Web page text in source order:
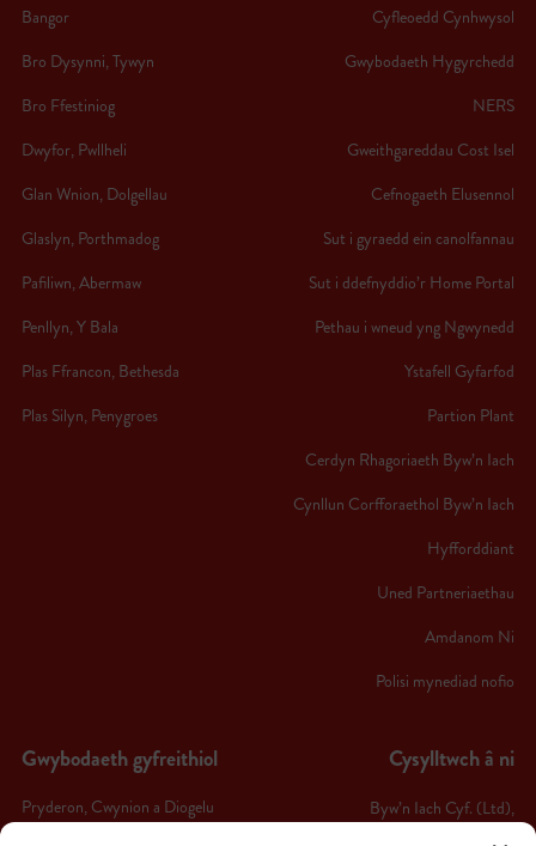
Bangor
Bro Dysynni, Tywyn
Bro Ffestiniog
Dwyfor, Pwllheli
Glan Wnion, Dolgellau
Glaslyn, Porthmadog
Pafiliwn, Abermaw
Penllyn, Y Bala
Plas Ffrancon, Bethesda
Plas Silyn, Penygroes
Cyfleoedd Cynhwysol
Gwybodaeth Hygyrchedd
NERS
Gweithgareddau Cost Isel
Cefnogaeth Elusennol
Sut i gyraedd ein canolfannau
Sut i ddefnyddio’r Home Portal
Pethau i wneud yng Ngwynedd
Ystafell Gyfarfod
Partion Plant
Cerdyn Rhagoriaeth Byw’n Iach
Cynllun Corfforaethol Byw’n Iach
Hyfforddiant
Uned Partneriaethau
Amdanom Ni
Polisi mynediad nofio
Gwybodaeth gyfreithiol
Pryderon, Cwynion a Diogelu
Cysylltwch â ni
Byw’n Iach Cyf. (Ltd),